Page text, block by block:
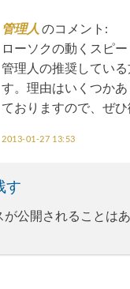
管理人 のコメント:
ローソクの動くスピ
管理人の推奨してい
す。理由はいくつか
ておりますので、ぜひ
2013-01-27 13:53
す
が公開されることはあ